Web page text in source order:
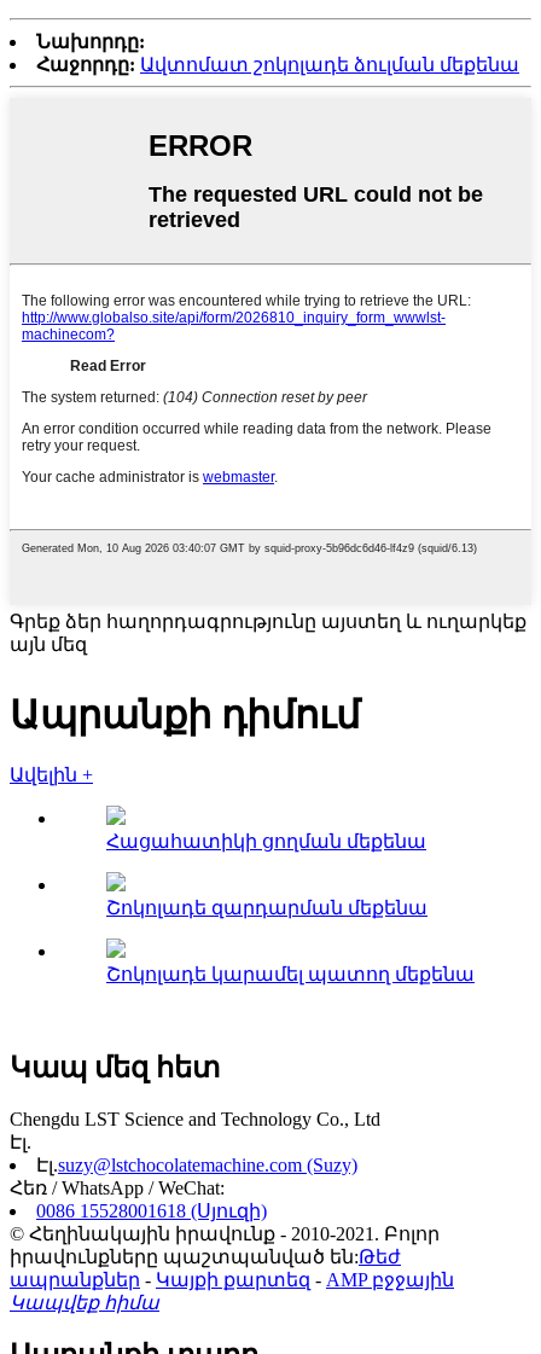
Նախորդը:
Հաջորդը: Ավտոմատ շոկոլադե ձուլման մեքենա
Գրեք ձեր հաղորդագրությունը այստեղ և ուղարկեք
այն մեզ
Ապրանքի դիմում
Ավելին +
Հացահատիկի ցողման մեքենա
Շոկոլադե զարդարման մեքենա
Շոկոլադե կարամել պատող մեքենա
Կապ մեզ հետ
Chengdu LST Science and Technology Co., Ltd
Էլ.
Էլ.suzy@lstchocolatemachine.com (Suzy)
Հեռ / WhatsApp / WeChat:
0086 15528001618 (Սյուզի)
© Հեղինակային իրավունք - 2010-2021. Բոլոր
իրավունքները պաշտպանված են:Թեժ
ապրանքներ - Կայքի քարտեզ - AMP բջջային
Կապվեք հիմա